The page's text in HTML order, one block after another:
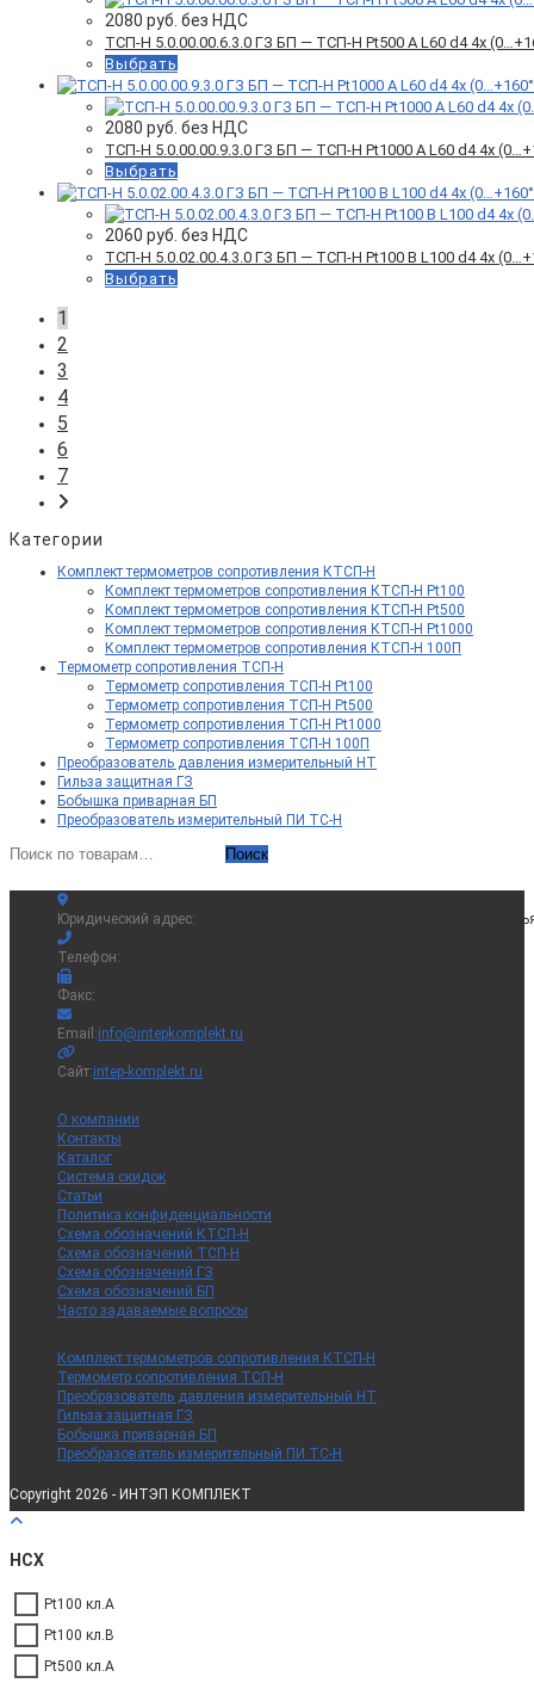
2080 руб. без НДС
ТСП-Н 5.0.00.00.6.3.0 ГЗ БП — ТСП-Н Pt500 A L60 d4 4x
Выбрать
2080 руб. без НДС
ТСП-Н 5.0.00.00.9.3.0 ГЗ БП — ТСП-Н Pt1000 A L60 d4 4x
Выбрать
2060 руб. без НДС
ТСП-Н 5.0.02.00.4.3.0 ГЗ БП — ТСП-Н Pt100 B L100 d4 4x
Выбрать
1
2
3
4
5
6
7
Категории
Комплект термометров сопротивления КТСП-Н
Комплект термометров сопротивления КТСП-Н Pt100
Комплект термометров сопротивления КТСП-Н Pt500
Комплект термометров сопротивления КТСП-Н Pt1000
Комплект термометров сопротивления КТСП-Н 100П
Термометр сопротивления ТСП-Н
Термометр сопротивления ТСП-Н Pt100
Термометр сопротивления ТСП-Н Pt500
Термометр сопротивления ТСП-Н Pt1000
Термометр сопротивления ТСП-Н 100П
Преобразователь давления измерительный НТ
Гильза защитная ГЗ
Бобышка приварная БП
Преобразователь измерительный ПИ ТС-Н
Искать:
Поиск
Юридический адрес: 214036, Смоленская обл., г. Смоленск, ул.
Телефон:
Факс:
Email:info@intepkomplekt.ru
Сайт:intep-komplekt.ru
О компании
Контакты
Каталог
Система скидок
Статьи
Политика конфиденциальности
Схема обозначений КТСП-Н
Схема обозначений ТСП-Н
Схема обозначений ГЗ
Схема обозначений БП
Часто задаваемые вопросы
Комплект термометров сопротивления КТСП-Н
Термометр сопротивления ТСП-Н
Преобразователь давления измерительный НТ
Гильза защитная ГЗ
Бобышка приварная БП
Преобразователь измерительный ПИ ТС-Н
Copyright 2026 - ИНТЭП КОМПЛЕКТ
НСХ
Pt100 кл.A
Pt100 кл.B
Pt500 кл.A